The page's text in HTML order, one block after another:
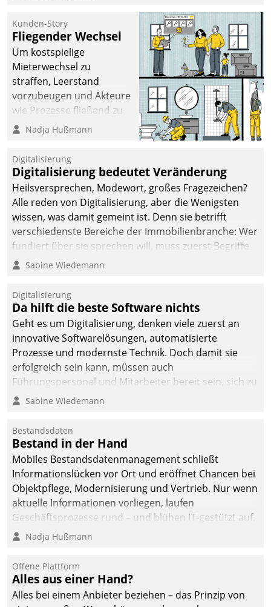
kommunale Wohnungsbauunternehmen daher
gemeinsam mit der Berliner Datatrain GmbH den
Teilprozess der Objektsanierung digitalisiert.
Kunden-Story
Fliegender Wechsel
Um kostspielige
Mieterwechsel zu
straffen, Leerstand
vorzubeugen und Akteure
wie Prozesse fließend zu
vernetzen, nutzt die
Jahresbeginn eine
Überblick, Einsicht und
Eingriff bietende Lösung.
Zur Entwicklung setzte
man auf
Cloudtechnologie,
bewährte und Startup-
agile Projektmethoden.
Nadja Hußmann
Digitalisierung
Digitalisierung bedeutet Veränderung
Heilsversprechen, Modewort, großes Fragezeichen?
Alle reden von Digitalisierung, aber die Wenigsten
wissen, was damit gemeint ist. Denn sie betrifft
verschiedenste Bereiche der Immobilienbranche: Wer
fundiert über sie sprechen will, muss zuerst Begriffe
klären. Ein Aspekt ist die betriebliche Optimierung:
Einsparungen durch optimierte und automatisierte
Prozesse. Doch man darf nicht zu viel erwarten: Allein
mit der Einführung einer neuen Software ist es nicht
getan. Die Digitalisierung erfordert von Unternehmen
die Bereitschaft, sich zu überprüfen, zu hinterfragen
und zu verändern.
Sabine Wiedemann
Digitalisierung
Da hilft die beste Software nichts
Geht es um Digitalisierung, denken viele zuerst an
innovative Softwarelösungen, automatisierte
Prozesse und modernste Technik. Doch damit sie
erfolgreich sein kann, müssen auch
Führungspersonal und Mitarbeiter bereit sein, sich zu
verändern und anzupassen, sonst werden sie an ihr
Sabine Wiedemann
Bestandsdaten
Bestand in der Hand
Mobiles Bestandsdatenmanagement schließt
Informationslücken vor Ort und eröffnet Chancen bei
Objektpflege, Modernisierung und Vertrieb. Nur wenn
aktuelle Informationen vorliegen, laufen
Geschäftsprozesse rund – und blühen IT-gestützt auf.
Nadja Hußmann
Offene Plattform
Alles aus einer Hand?
Alles bei einem Anbieter beziehen – das Prinzip von